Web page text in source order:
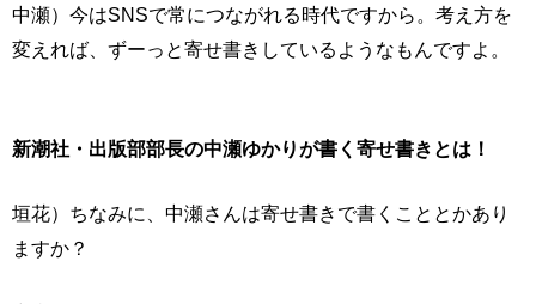
中瀬）今はSNSで常につながれる時代ですから。考え方を
変えれば、ずーっと寄せ書きしているようなもんですよ。
新潮社・出版部部長の中瀬ゆかりが書く寄せ書きとは！
垣花）ちなみに、中瀬さんは寄せ書きで書くこととかあり
ますか？